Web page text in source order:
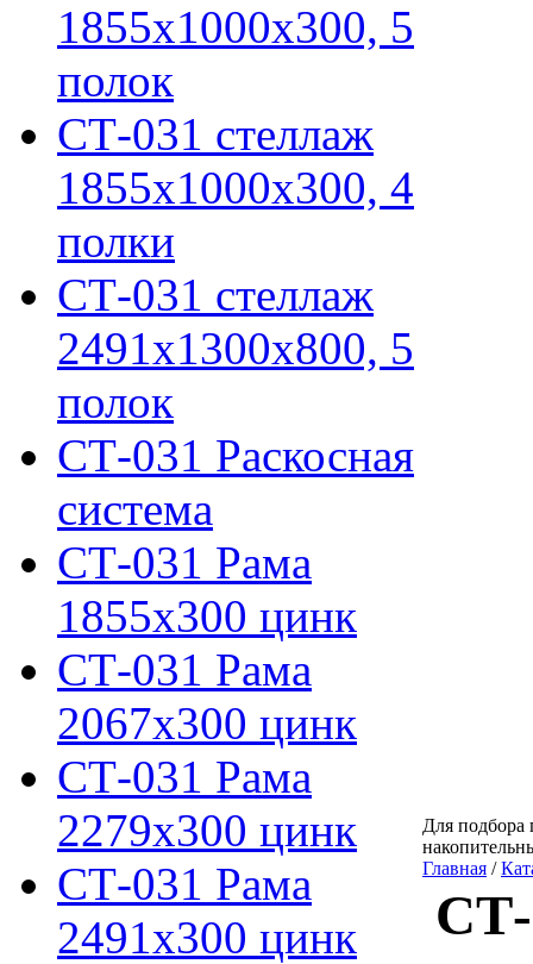
1855х1000х300, 5
полок
СТ-031 стеллаж
1855х1000х300, 4
полки
СТ-031 стеллаж
2491х1300х800, 5
полок
СТ-031 Раскосная
система
СТ-031 Рама
1855х300 цинк
СТ-031 Рама
2067х300 цинк
СТ-031 Рама
2279х300 цинк
СТ-031 Рама
2491х300 цинк
Для подбора
Главная /
СТ-